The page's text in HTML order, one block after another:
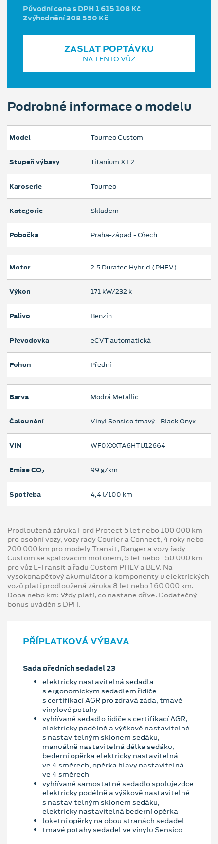
Původní cena s DPH 1 615 108 Kč
Zvýhodnění 308 550 Kč
ZASLAT POPTÁVKU
NA TENTO VŮZ
Podrobné informace o modelu
Model Tourneo Custom
Stupeň výbavy Titanium X L2
Karoserie Tourneo
Kategorie Skladem
Pobočka Praha-západ - Ořech
Motor 2.5 Duratec Hybrid (PHEV)
Výkon 171 kW/232 k
Palivo Benzín
Převodovka eCVT automatická
Pohon Přední
Barva Modrá Metallic
Čalounění Vinyl Sensico tmavý - Black Onyx
VIN WF0XXXTA6HTU12664
Emise CO2 99 g/km
Spotřeba 4,4 l/100 km
Prodloužená záruka Ford Protect 5 let nebo 100 000 km
pro osobní vozy, vozy řady Courier a Connect, 4 roky nebo
200 000 km pro modely Transit, Ranger a vozy řady
Custom se spalovacím motorem, 5 let nebo 150 000 km
pro vůz E-Transit a řadu Custom PHEV a BEV. Na
vysokonapěťový akumulátor a komponenty u elektrických
vozů platí prodloužená záruka 8 let nebo 160 000 km.
Doba nebo km: Vždy platí, co nastane dříve. Dodatečný
bonus uváděn s DPH.
PŘÍPLATKOVÁ VÝBAVA
Sada předních sedadel 23
elektricky nastavitelná sedadla
s ergonomickým sedadlem řidiče
s certifikací AGR pro zdravá záda, tmavé
vinylové potahy
vyhřívané sedadlo řidiče s certifikací AGR,
elektricky podélně a výškově nastavitelné
s nastavitelným sklonem sedáku,
manuálně nastavitelná délka sedáku,
bederní opěrka elektricky nastavitelná
ve 4 směrech, opěrka hlavy nastavitelná
ve 4 směrech
vyhřívané samostatné sedadlo spolujezdce
elektricky podélně a výškově nastavitelné
s nastavitelným sklonem sedáku,
elektricky nastavitelná bederní opěrka
loketní opěrky na obou stranách sedadel
tmavé potahy sedadel ve vinylu Sensico